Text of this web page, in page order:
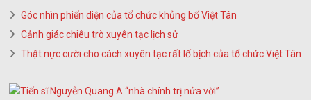
Góc nhìn phiến diện của tổ chức khủng bố Việt Tân
Cảnh giác chiêu trò xuyên tạc lịch sử
Thật nực cười cho cách xuyên tạc rất lố bịch của tổ chức Việt Tân